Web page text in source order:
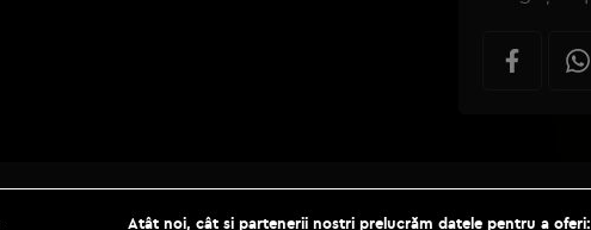
Atât noi, cât și partenerii noștri prelucrăm datele pentru a oferi: